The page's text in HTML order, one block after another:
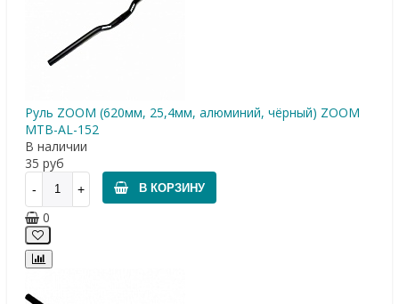
Руль ZOOM (620мм, 25,4мм, алюминий, чёрный) ZOOM
МТВ-AL-152
В наличии
35 руб
В КОРЗИНУ
0